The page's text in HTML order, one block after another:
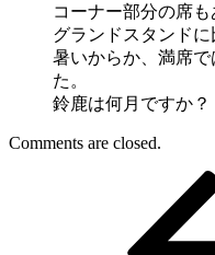
コーナー部分の席も
グランドスタンド
暑いからか、満席
た。
鈴鹿は何月ですか？
Comments are closed.